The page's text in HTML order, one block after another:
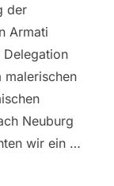
der
Armati
Delegation
malerischen
Neuburg
wir ein …